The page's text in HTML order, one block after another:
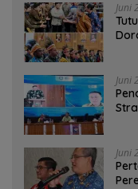
Juni
Juni
Juni